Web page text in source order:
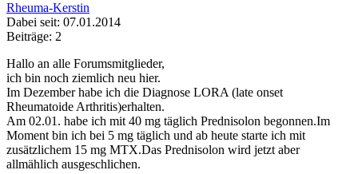
Rheuma-Kerstin
Dabei seit: 07.01.2014
Beiträge: 2
Hallo an alle Forumsmitglieder,
ich bin noch ziemlich neu hier.
Im Dezember habe ich die Diagnose LORA (late onset
Rheumatoide Arthritis)erhalten.
Am 02.01. habe ich mit 40 mg täglich Prednisolon begonnen.Im
Moment bin ich bei 5 mg täglich und ab heute starte ich mit
zusätzlichem 15 mg MTX.Das Prednisolon wird jetzt aber
allmählich ausgeschlichen.